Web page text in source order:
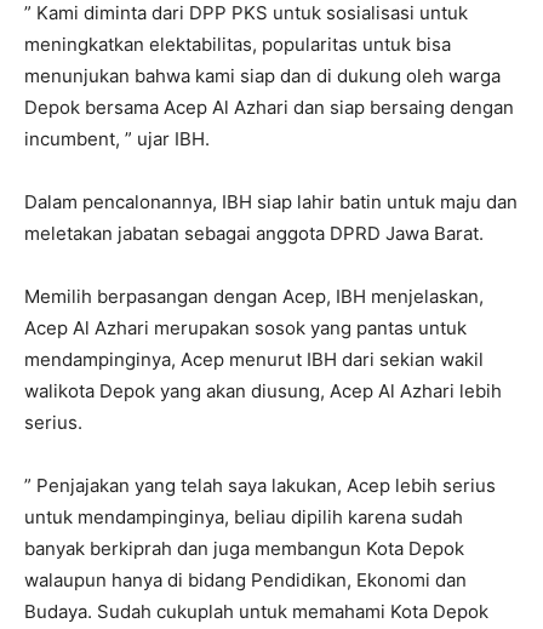
” Kami diminta dari DPP PKS untuk sosialisasi untuk
meningkatkan elektabilitas, popularitas untuk bisa
menunjukan bahwa kami siap dan di dukung oleh warga
Depok bersama Acep Al Azhari dan siap bersaing dengan
incumbent, ” ujar IBH.
Dalam pencalonannya, IBH siap lahir batin untuk maju dan
meletakan jabatan sebagai anggota DPRD Jawa Barat.
Memilih berpasangan dengan Acep, IBH menjelaskan,
Acep Al Azhari merupakan sosok yang pantas untuk
mendampinginya, Acep menurut IBH dari sekian wakil
walikota Depok yang akan diusung, Acep Al Azhari lebih
serius.
” Penjajakan yang telah saya lakukan, Acep lebih serius
untuk mendampinginya, beliau dipilih karena sudah
banyak berkiprah dan juga membangun Kota Depok
walaupun hanya di bidang Pendidikan, Ekonomi dan
Budaya. Sudah cukuplah untuk memahami Kota Depok